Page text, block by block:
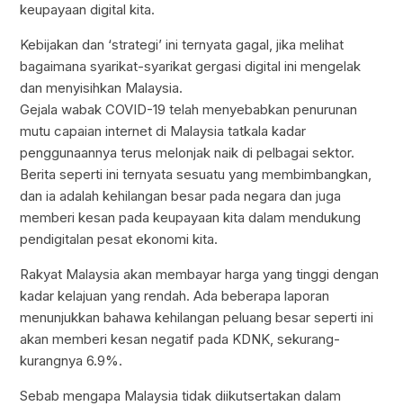
keupayaan digital kita.
Kebijakan dan ‘strategi’ ini ternyata gagal, jika melihat
bagaimana syarikat-syarikat gergasi digital ini mengelak
dan menyisihkan Malaysia.
Gejala wabak COVID-19 telah menyebabkan penurunan
mutu capaian internet di Malaysia tatkala kadar
penggunaannya terus melonjak naik di pelbagai sektor.
Berita seperti ini ternyata sesuatu yang membimbangkan,
dan ia adalah kehilangan besar pada negara dan juga
memberi kesan pada keupayaan kita dalam mendukung
pendigitalan pesat ekonomi kita.
Rakyat Malaysia akan membayar harga yang tinggi dengan
kadar kelajuan yang rendah. Ada beberapa laporan
menunjukkan bahawa kehilangan peluang besar seperti ini
akan memberi kesan negatif pada KDNK, sekurang-
kurangnya 6.9%.
Sebab mengapa Malaysia tidak diikutsertakan dalam